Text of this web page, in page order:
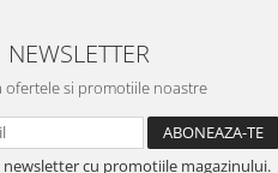
NEWSLETTER
ofertele si promotiile noastre
newsletter cu promotiile magazinului.